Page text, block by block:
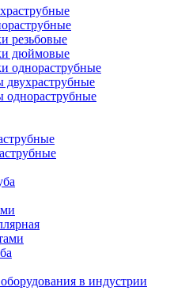
резьбовые
дюймовые
однораструбные
двухраструбные
однораструбные